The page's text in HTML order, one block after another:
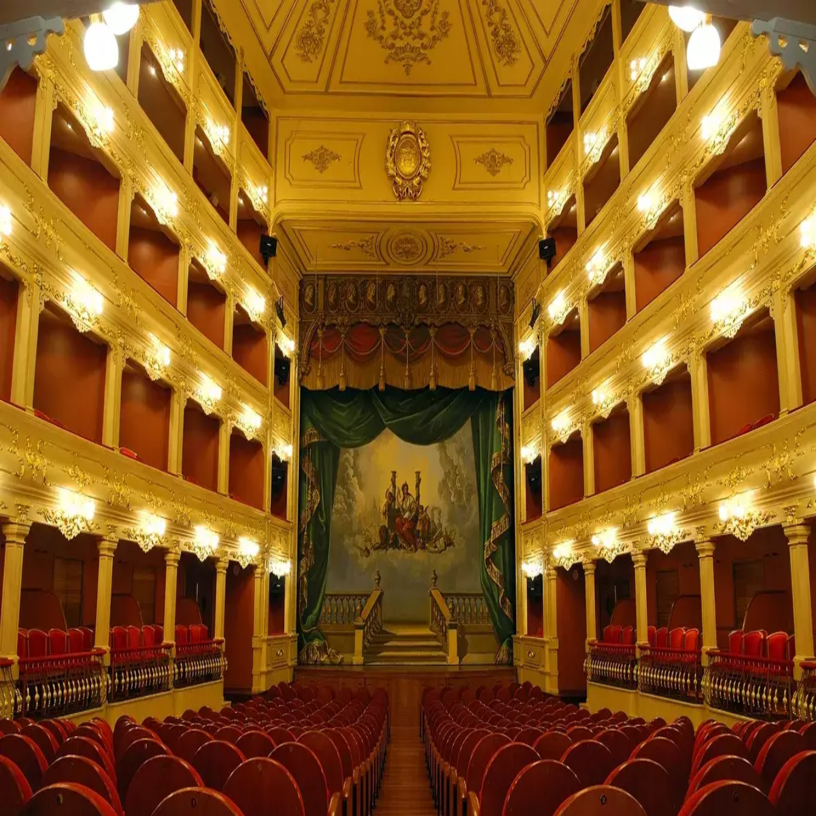
Menorca Explorer
Agenda
Menorca
L'Illa
Informació d'interès Platjes Cultura Reserva de la BiosferaFestesCamí de Cavalls
Guia
Menjar & Beure
Activitats
Compres
Tips
Català
Agenda
Menorca
Guia
Tips
Català
Teatre principal de Maó
...
Menorca Explorer
Maó
Teatre principal de Maó